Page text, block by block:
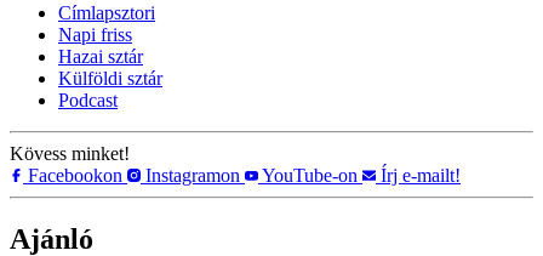
Címlapsztori
Napi friss
Hazai sztár
Külföldi sztár
Podcast
Kövess minket!
Facebookon
Instagramon YouTube-on Írj e-mailt!
Ajánló